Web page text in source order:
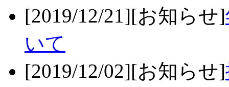
[2019/12/21][お知らせ]
いて
[2019/12/02][お知らせ]